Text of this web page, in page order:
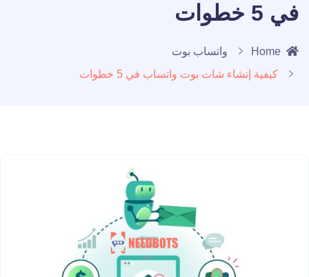
في 5 خطوات
Home
واتساب بوت
كيفية إنشاء شات بوت واتساب في 5 خطوات